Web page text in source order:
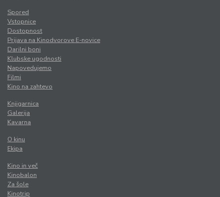
Spored
Vstopnice
Dostopnost
Prijava na Kinodvorove E-novice
Darilni boni
Klubske ugodnosti
Napovedujemo
Filmi
Kino na zahtevo
Knjigarnica
Galerija
Kavarna
O kinu
Ekipa
Kino in več
Kinobalon
Za šole
Kinotrip